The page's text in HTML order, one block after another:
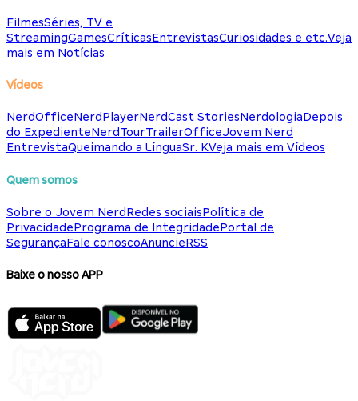
FilmesSéries, TV e
StreamingGamesCríticasEntrevistasCuriosidades e etc.Veja
mais em Notícias
Vídeos
NerdOfficeNerdPlayerNerdCast StoriesNerdologiaDepois
do ExpedienteNerdTourTrailerOfficeJovem Nerd
EntrevistaQueimando a LínguaSr. KVeja mais em Vídeos
Quem somos
Sobre o Jovem NerdRedes sociaisPolítica de
PrivacidadePrograma de IntegridadePortal de
SegurançaFale conoscoAnuncieRSS
Baixe o nosso APP